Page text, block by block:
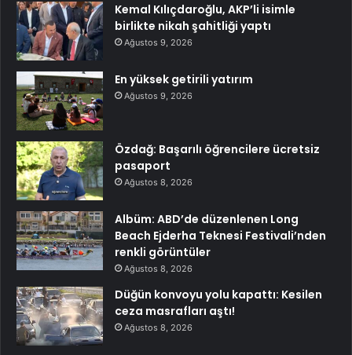
Kemal Kılıçdaroğlu, AKP’li isimle
birlikte nikah şahitliği yaptı
Ağustos 9, 2026
En yüksek getirili yatırım
Ağustos 9, 2026
Özdağ: Başarılı öğrencilere ücretsiz
pasaport
Ağustos 8, 2026
Albüm: ABD’de düzenlenen Long
Beach Ejderha Teknesi Festivali’nden
renkli görüntüler
Ağustos 8, 2026
Düğün konvoyu yolu kapattı: Kesilen
ceza masrafları aştı!
Ağustos 8, 2026